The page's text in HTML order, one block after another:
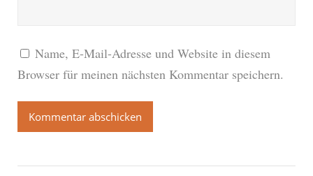
Name, E-Mail-Adresse und Website in diesem
Browser für meinen nächsten Kommentar speichern.